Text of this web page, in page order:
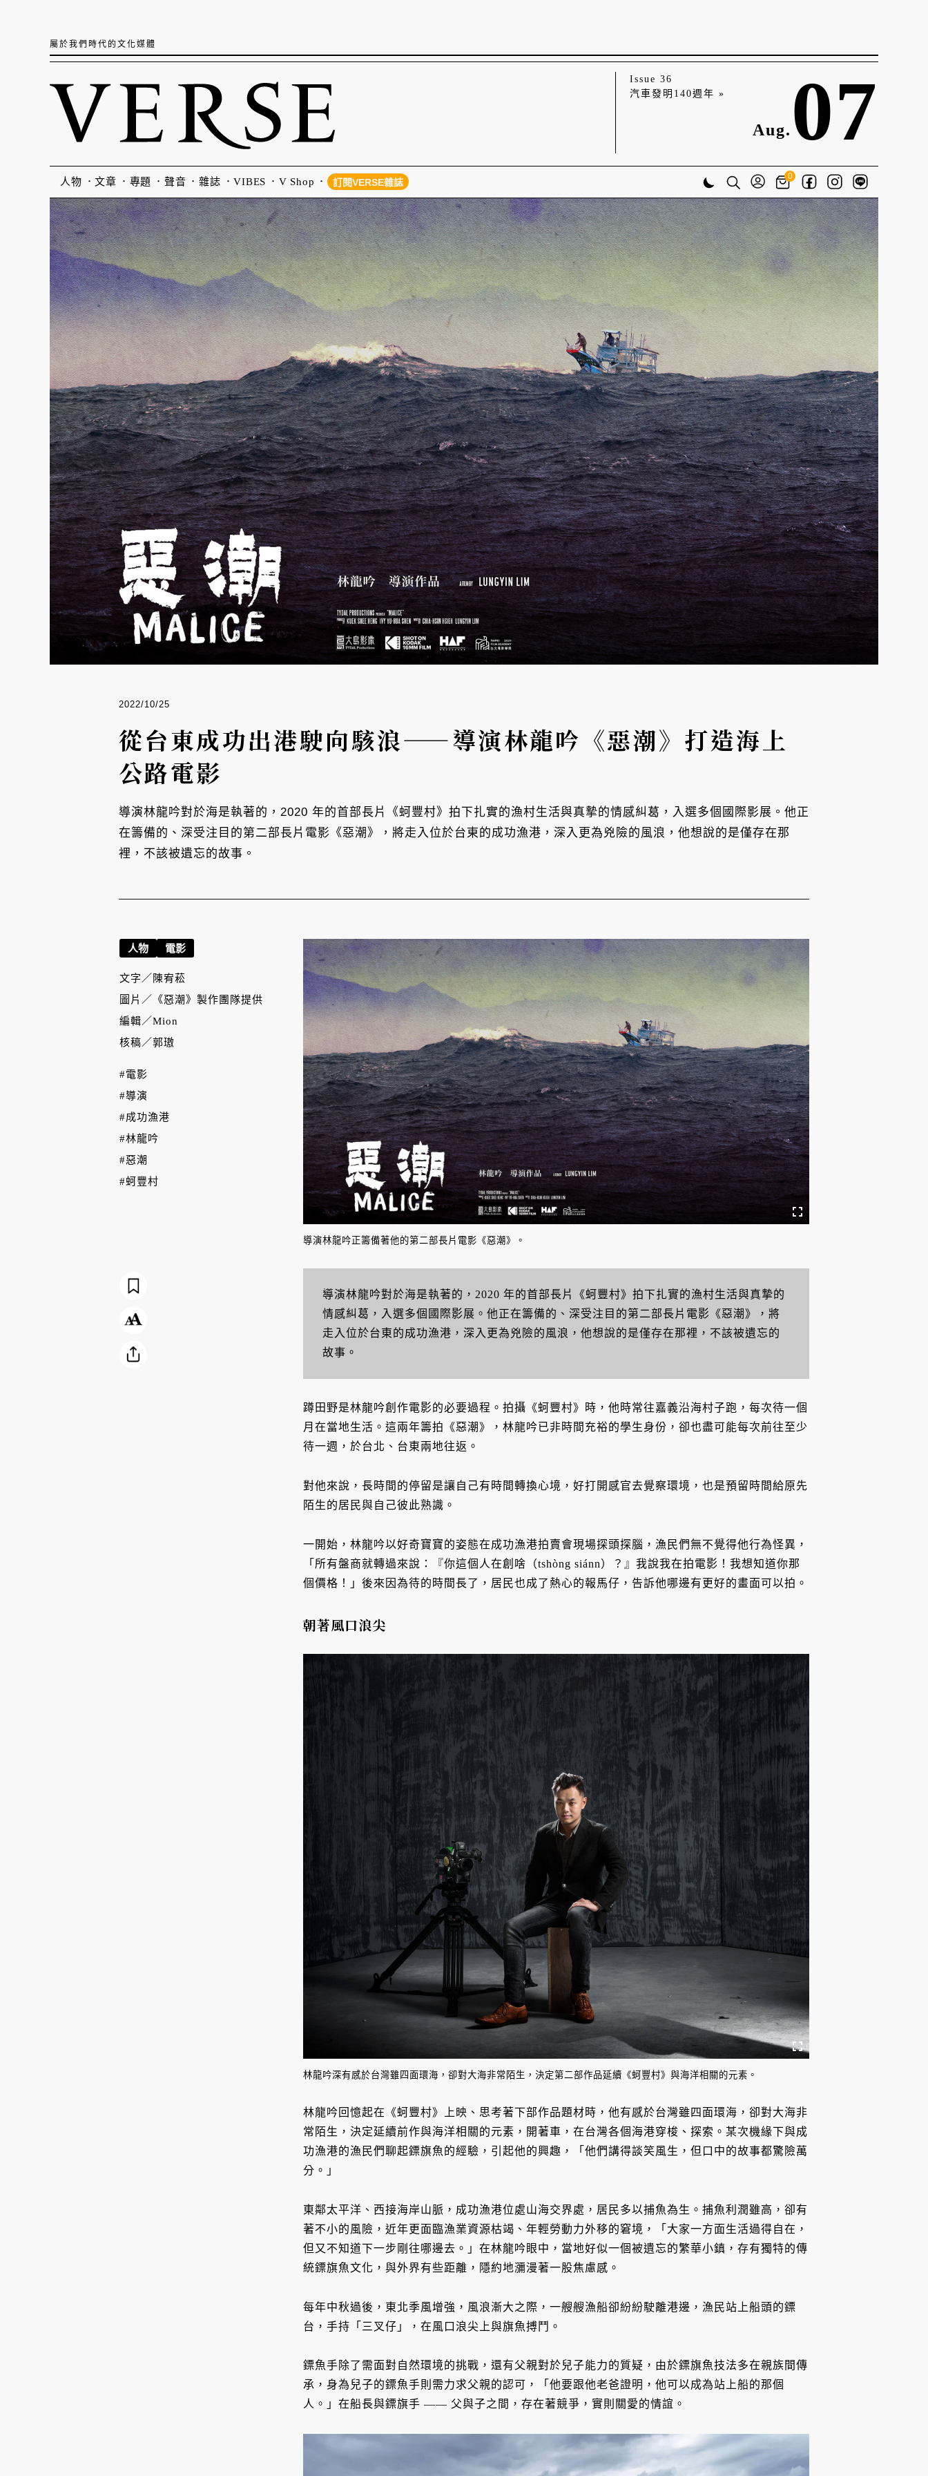
屬於我們時代的文化媒體
Issue 36
汽車發明140週年 »
Aug. 07
人物 文章 專題 聲音 雜誌 VIBES V Shop 訂閱VERSE雜誌
0
2022/10/25
從台東成功出港駛向駭浪——導演林龍吟《惡潮》打造海上
公路電影
導演林龍吟對於海是執著的，2020 年的首部長片《蚵豐村》拍下扎實的漁村生活與真摯的情感糾葛，入選多個國際影展。他正
在籌備的、深受注目的第二部長片電影《惡潮》，將走入位於台東的成功漁港，深入更為兇險的風浪，他想說的是僅存在那
裡，不該被遺忘的故事。
導演林龍吟正籌備著他的第二部長片電影《惡潮》。
導演林龍吟對於海是執著的，2020 年的首部長片《蚵豐村》拍下扎實的漁村生活與真摯的
情感糾葛，入選多個國際影展。他正在籌備的、深受注目的第二部長片電影《惡潮》，將
走入位於台東的成功漁港，深入更為兇險的風浪，他想說的是僅存在那裡，不該被遺忘的
故事。
蹲田野是林龍吟創作電影的必要過程。拍攝《蚵豐村》時，他時常往嘉義沿海村子跑，每次待一個
月在當地生活。這兩年籌拍《惡潮》，林龍吟已非時間充裕的學生身份，卻也盡可能每次前往至少
待一週，於台北、台東兩地往返。
對他來說，長時間的停留是讓自己有時間轉換心境，好打開感官去覺察環境，也是預留時間給原先
陌生的居民與自己彼此熟識。
一開始，林龍吟以好奇寶寶的姿態在成功漁港拍賣會現場探頭探腦，漁民們無不覺得他行為怪異，
「所有盤商就轉過來說：『你這個人在創啥（tshòng siánn）？』我說我在拍電影！我想知道你那
個價格！」後來因為待的時間長了，居民也成了熱心的報馬仔，告訴他哪邊有更好的畫面可以拍。
朝著風口浪尖
林龍吟深有感於台灣雖四面環海，卻對大海非常陌生，決定第二部作品延續《蚵豐村》與海洋相關的元素。
林龍吟回憶起在《蚵豐村》上映、思考著下部作品題材時，他有感於台灣雖四面環海，卻對大海非
常陌生，決定延續前作與海洋相關的元素，開著車，在台灣各個海港穿梭、探索。某次機緣下與成
功漁港的漁民們聊起鏢旗魚的經驗，引起他的興趣，「他們講得談笑風生，但口中的故事都驚險萬
分。」
東鄰太平洋、西接海岸山脈，成功漁港位處山海交界處，居民多以捕魚為生。捕魚利潤雖高，卻有
著不小的風險，近年更面臨漁業資源枯竭、年輕勞動力外移的窘境，「大家一方面生活過得自在，
但又不知道下一步剛往哪邊去。」在林龍吟眼中，當地好似一個被遺忘的繁華小鎮，存有獨特的傳
統鏢旗魚文化，與外界有些距離，隱約地瀰漫著一股焦慮感。
每年中秋過後，東北季風增強，風浪漸大之際，一艘艘漁船卻紛紛駛離港邊，漁民站上船頭的鏢
台，手持「三叉仔」，在風口浪尖上與旗魚搏鬥。
鏢魚手除了需面對自然環境的挑戰，還有父親對於兒子能力的質疑，由於鏢旗魚技法多在親族間傳
承，身為兒子的鏢魚手則需力求父親的認可，「他要跟他老爸證明，他可以成為站上船的那個
人。」在船長與鏢旗手 —— 父與子之間，存在著競爭，實則關愛的情誼。
人物 電影
文字／ 陳宥菘
圖片／
《惡潮》製作團隊提供
編輯／Mion
核稿／郭璈
#電影
#導演
#成功漁港
#林龍吟
#惡潮
#蚵豐村